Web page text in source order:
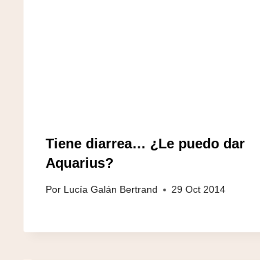
Tiene diarrea… ¿Le puedo dar
Aquarius?
Por Lucía Galán Bertrand 29 Oct 2014